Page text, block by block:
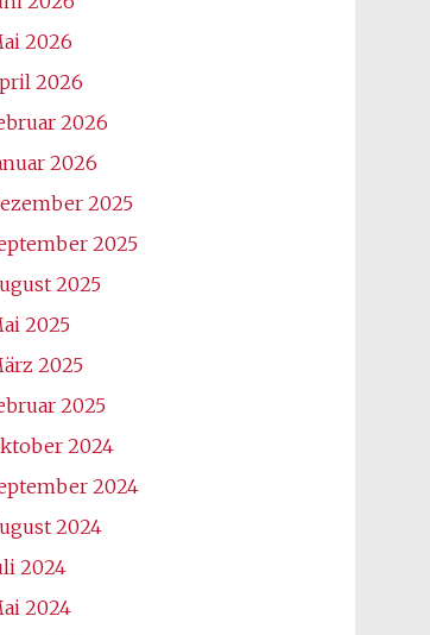
2026
2026
2026
2026
2025
2025
2025
2025
2025
2025
2024
2024
2024
2024
2024